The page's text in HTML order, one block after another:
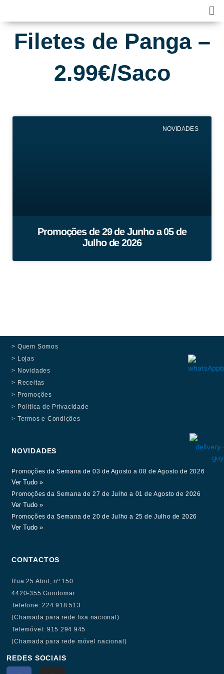
content
Filetes de Panga –
2.99€/Saco
NOVIDADES
Promoções de 29 de Junho a 05 de
Julho de 2026
> Quem Somos
> Lojas
> Novidades
> Receitas
> Promoções
> Política de Privacidade
> Termos e Condições
NOVIDADES
Promoções da Semana de 03 de Agosto a 08 de Agosto de 2026
Ver Tudo »
Promoções da Semana de 27 de Julho a 01 de Agosto de 2026
Ver Tudo »
Promoções da Semana de 20 de Julho a 25 de Julho de 2026
Ver Tudo »
CONTACTOS
Rua 25 Abril, nº 150
4420-355 Gondomar
Telefone: 224 918 513
(Chamada para rede fixa nacional)
Telemóvel: 915 294 945
(Chamada para rede móvel nacional)
REDES SOCIAIS
F I